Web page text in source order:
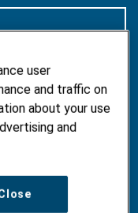
user
and traffic on
about your use
and